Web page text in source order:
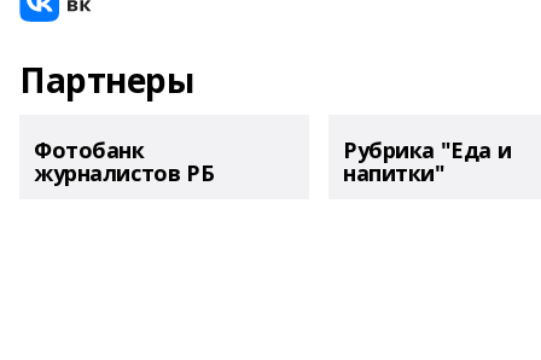
Партнеры
Фотобанк
журналистов РБ
Рубрика "Еда и
напитки"